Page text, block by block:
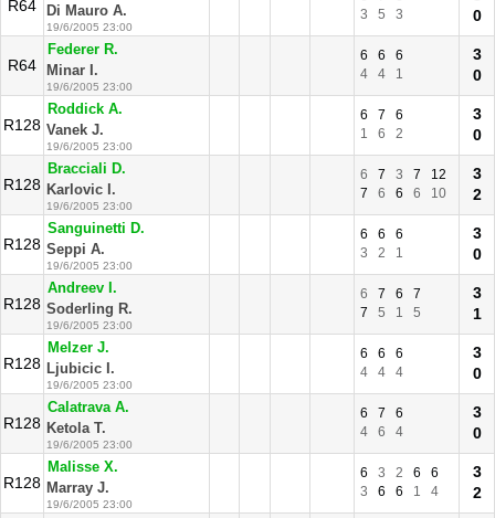
R64
Di Mauro A.
19/6/2005 23:00
3
5 3
0
R64
Federer R.
Minar I.
19/6/2005 23:00
6 6
6
4
4 1
3
0
R128
Roddick A.
Vanek J.
19/6/2005 23:00
6 7
6
1
6 2
3
0
R128
Bracciali D.
Karlovic I.
19/6/2005 23:00
6 7 3 7
12
7
6 6 6 10
3
2
R128
Sanguinetti D.
Seppi A.
19/6/2005 23:00
6 6
6
3
2 1
3
0
R128
Andreev I.
Soderling R.
19/6/2005 23:00
6 7 6
7
7
5 1 5
3
1
R128
Melzer J.
Ljubicic I.
19/6/2005 23:00
6 6
6
4
4 4
3
0
R128
Calatrava A.
Ketola T.
19/6/2005 23:00
6 7
6
4
6 4
3
0
R128
Malisse X.
Marray J.
19/6/2005 23:00
6 3 2 6
6
3
6 6 1 4
3
2